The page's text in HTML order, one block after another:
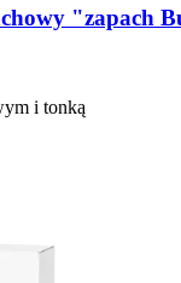
"zapach
i tonką